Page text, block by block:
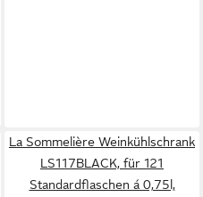
La Sommelière Weinkühlschrank
LS117BLACK, für 121
Standardflaschen á 0,75l,